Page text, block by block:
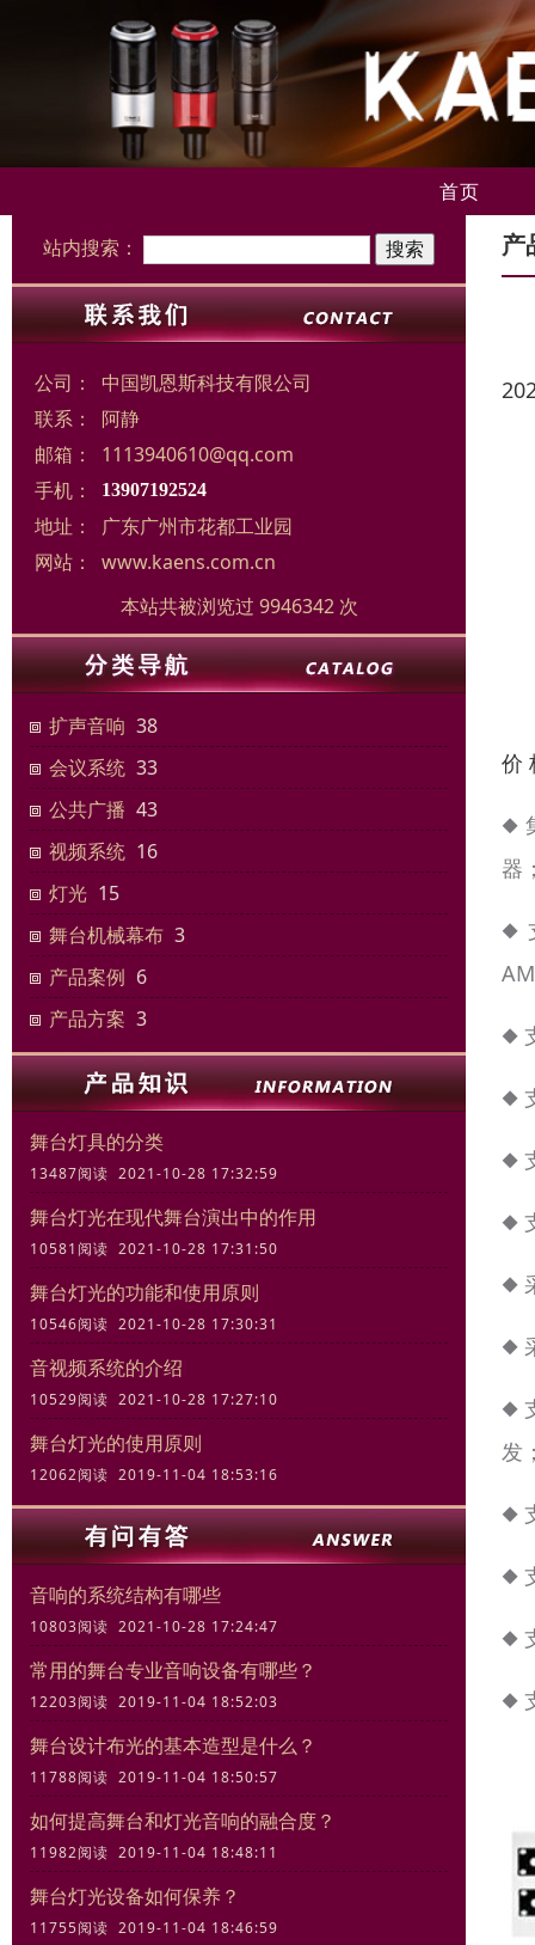
首页
站内搜索：
公司：
中国凯恩斯科技有限公司
联系：
阿静
邮箱：
1113940610@qq.com
手机：
13907192524
地址：
广东广州市花都工业园
网站：
www.kaens.com.cn
本站共被浏览过 9946342 次
扩声音响 38
会议系统 33
公共广播 43
视频系统 16
灯光 15
舞台机械幕布 3
产品案例 6
产品方案 3
舞台灯具的分类
13487阅读 2021-10-28 17:32:59
舞台灯光在现代舞台演出中的作用
10581阅读 2021-10-28 17:31:50
舞台灯光的功能和使用原则
10546阅读 2021-10-28 17:30:31
音视频系统的介绍
10529阅读 2021-10-28 17:27:10
舞台灯光的使用原则
12062阅读 2019-11-04 18:53:16
音响的系统结构有哪些
10803阅读 2021-10-28 17:24:47
常用的舞台专业音响设备有哪些？
12203阅读 2019-11-04 18:52:03
舞台设计布光的基本造型是什么？
11788阅读 2019-11-04 18:50:57
如何提高舞台和灯光音响的融合度？
11982阅读 2019-11-04 18:48:11
舞台灯光设备如何保养？
11755阅读 2019-11-04 18:46:59
产
价
◆
器
◆
◆
◆
◆
◆
◆
◆
◆
发
◆
◆
◆
◆